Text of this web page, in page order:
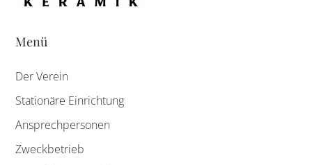
Menü
Der Verein
Stationäre Einrichtung
Ansprechpersonen
Zweckbetrieb